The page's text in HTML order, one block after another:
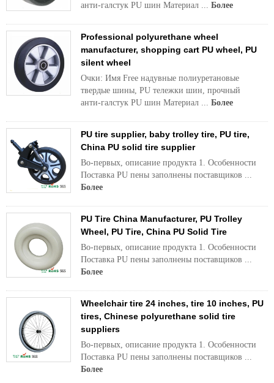
анти-галстук PU шин Материал ... Более
Professional polyurethane wheel
manufacturer, shopping cart PU wheel, PU
silent wheel
Очки: Имя Free надувные полиуретановые
твердые шины, PU тележки шин, прочный
анти-галстук PU шин Материал ... Более
PU tire supplier, baby trolley tire, PU tire,
China PU solid tire supplier
Во-первых, описание продукта 1. Особенности
Поставка PU пены заполнены поставщиков ...
Более
PU Tire China Manufacturer, PU Trolley
Wheel, PU Tire, China PU Solid Tire
Во-первых, описание продукта 1. Особенности
Поставка PU пены заполнены поставщиков ...
Более
Wheelchair tire 24 inches, tire 10 inches, PU
tires, Chinese polyurethane solid tire
suppliers
Во-первых, описание продукта 1. Особенности
Поставка PU пены заполнены поставщиков ...
Более